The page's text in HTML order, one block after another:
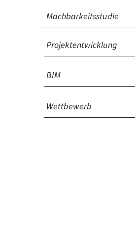
Machbarkeitsstudie
Projektentwicklung
BIM
Wettbewerb